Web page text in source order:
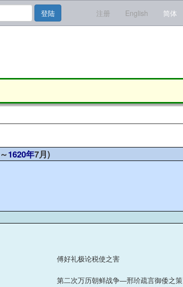
登陆 注册 English 简体
～1620年7月)
傅好礼极论税使之害
第二次万历朝鲜战争—邢玠疏言御倭之策